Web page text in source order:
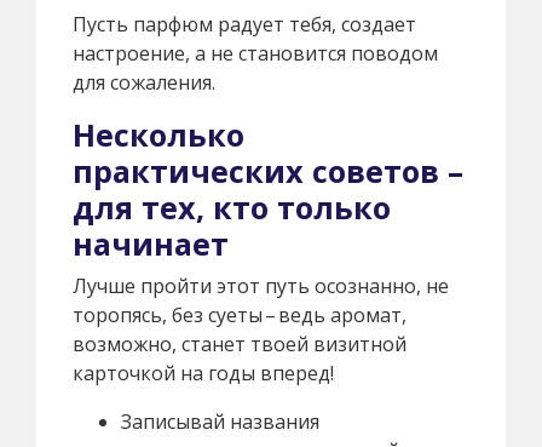
Пусть парфюм радует тебя, создает
настроение, а не становится поводом
для сожаления.
Несколько
практических советов –
для тех, кто только
начинает
Лучше пройти этот путь осознанно, не
торопясь, без суеты – ведь аромат,
возможно, станет твоей визитной
карточкой на годы вперед!
Записывай названия